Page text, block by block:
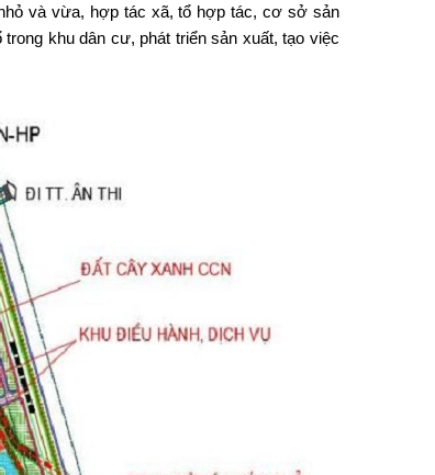
và vừa, hợp tác xã, tổ hợp tác, cơ sở sản
khu dân cư, phát triển sản xuất, tạo việc